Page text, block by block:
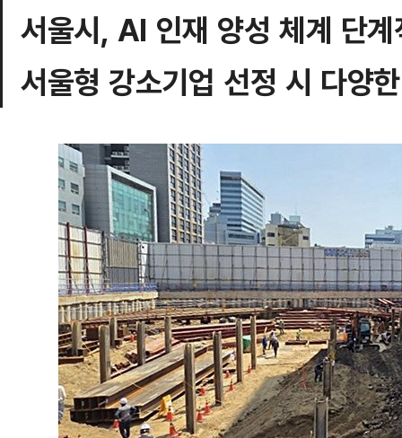
서울시, AI 인재 양성 체계 단
서울형 강소기업 선정 시 다양